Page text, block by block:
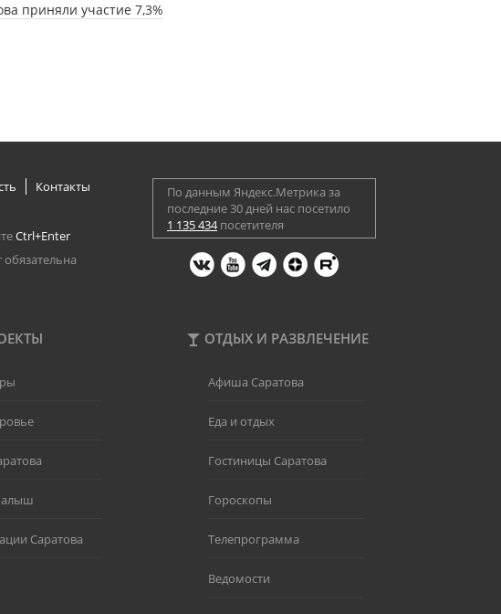
приняли участие 7,3%
Контакты
Ctrl+Enter
По данным Яндекс.Метрика за
последние 30 дней нас посетило
1 135 434посетителя
ОТДЫХ И РАЗВЛЕЧЕНИЕ
Саратова
Афиша Саратова
Еда и отдых
Гостиницы Саратова
Гороскопы
Телепрограмма
Ведомости